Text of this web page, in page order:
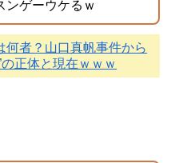
ンゲーウケるｗ
何者？山口真帆事件から
正体と現在ｗｗｗ